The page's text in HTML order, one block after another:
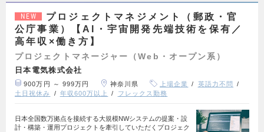
NEW
プロジェクトマネジメント（郵政・官
公庁事業）【AI・宇宙開発先端技術を保有／
高年収×働き方】
プロジェクトマネージャー（Web・オープン系）
日本電気株式会社
900万円 ～ 999万円 神奈川県 上場企業
英語力不問
土日祝休み
年収600万以上 フレックス勤務
日本全国数万拠点を接続する大規模NWシステムの提案・設
計・構築・運用プロジェクトを牽引していただくプロジェク